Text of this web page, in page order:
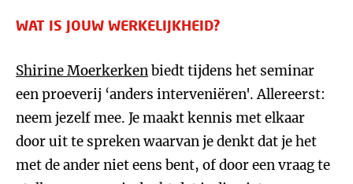
WAT IS JOUW WERKELIJKHEID?
Shirine Moerkerkenbiedt tijdens het seminar
een proeverij ‘anders interveniëren'. Allereerst:
neem jezelf mee. Je maakt kennis met elkaar
door uit te spreken waarvan je denkt dat je het
met de ander niet eens bent, of door een vraag te